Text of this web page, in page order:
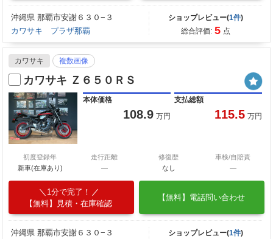
沖縄県 那覇市安謝６３０−３
カワサキ プラザ那覇
ショップレビュー(1件)
総合評価: 5 点
カワサキ 複数画像
カワサキ Ｚ６５０ＲＳ
本体価格
108.9 万円
支払総額
115.5 万円
初度登録年
新車(在庫あり)
走行距離
―
修復歴
なし
車検/自賠責
―
1分で完了！
【無料】見積・在庫確認
【無料】電話問い合わせ
沖縄県 那覇市安謝６３０−３
ショップレビュー(1件)